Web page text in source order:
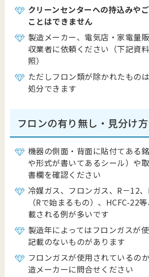
クリーンセンターへの持込みや
ことはできません
製造メーカー、電気店・家電量
収業者に依頼ください（下記資
照）
ただしフロン類が除かれたもの
処分できます
フロンの有り無し・見分け方
機器の側面・背面に貼付てある
や形式が書いてあるシール）や
書欄を確認ください
冷媒ガス、フロンガス、R－12
（Rで始まるもの）、HCFC-22
載される例が多いです
製造年によってはフロンガスが
記載のないものがあります
フロンガスが使用されているの
造メーカーに問合せください